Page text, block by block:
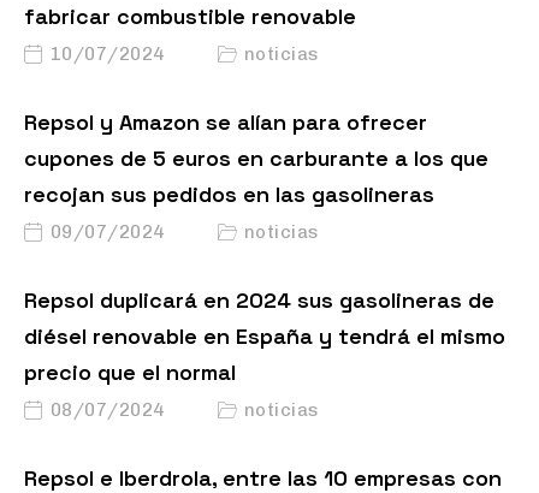
fabricar combustible renovable
10/07/2024 noticias
Repsol y Amazon se alían para ofrecer
cupones de 5 euros en carburante a los que
recojan sus pedidos en las gasolineras
09/07/2024 noticias
Repsol duplicará en 2024 sus gasolineras de
diésel renovable en España y tendrá el mismo
precio que el normal
08/07/2024 noticias
Repsol e Iberdrola, entre las 10 empresas con